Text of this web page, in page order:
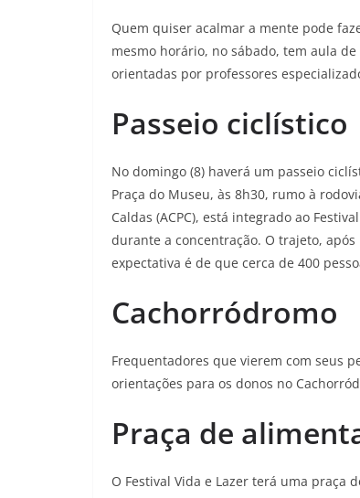
Quem quiser acalmar a mente pode
mesmo horário, no sábado, tem aula
orientadas por professores
Passeio ciclístico
No domingo (8) haverá um passeio
Praça do Museu, às 8h30, rumo à
Caldas (ACPC), está integrado ao
durante a concentração. O trajeto,
expectativa é de que cerca de 400
Cachorródromo
Frequentadores que vierem com seus
orientações para os donos no
Praça de
O Festival Vida e Lazer terá uma praça